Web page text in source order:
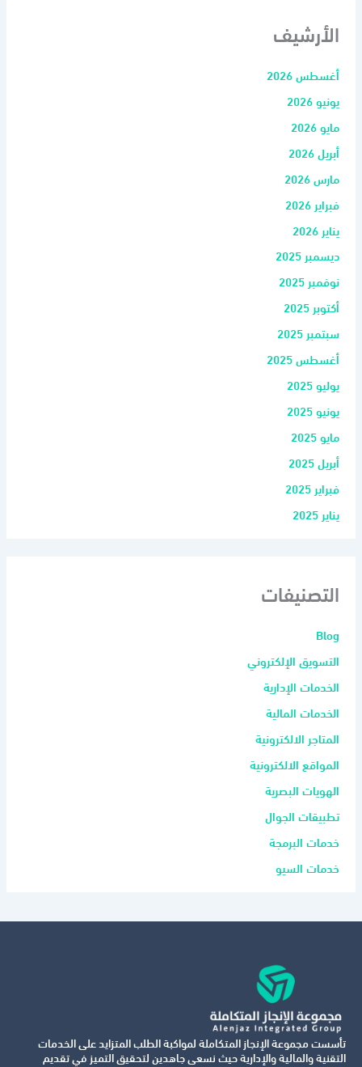
الأرشيف
أغسطس 2026
يونيو 2026
مايو 2026
أبريل 2026
مارس 2026
فبراير 2026
يناير 2026
ديسمبر 2025
نوفمبر 2025
أكتوبر 2025
سبتمبر 2025
أغسطس 2025
يوليو 2025
يونيو 2025
مايو 2025
أبريل 2025
فبراير 2025
يناير 2025
التصنيفات
Blog
التسويق الإلكتروني
الخدمات الإدارية
الخدمات المالية
المتاجر الالكترونية
المواقع الالكترونية
الهويات البصرية
تطبيقات الجوال
خدمات البرمجة
خدمات السيو
تأسست مجموعة الإنجاز المتكاملة لمواكبة الطلب المتزايد على الخدمات
التقنية والمالية والإدارية حيث نسعى جاهدين لتحقيق التميز في تقديم